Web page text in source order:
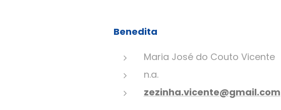
Benedita
Maria José do Couto Vicente
n.a.
zezinha.vicente@gmail.com